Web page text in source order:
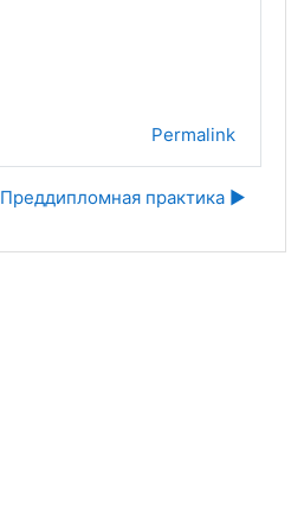
Permalink
Преддипломная практика ▶︎